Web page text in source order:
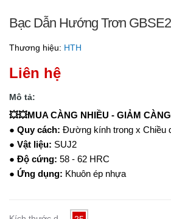
Bạc Dẫn Hướng Trơn
Thương hiệu: HTH
Liên hệ
Mô tả:
💥💥MUA CÀNG NHIỀU - GIẢM
● Quy cách: Đường kính trong x Chiều
● Vật liệu: SUJ2
● Độ cứng: 58 - 62 HRC
● Ứng dụng: Khuôn ép nhựa